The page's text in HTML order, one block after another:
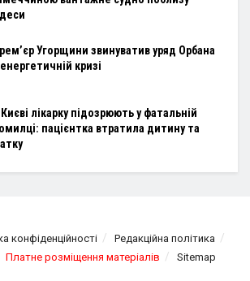
Угорщини звинуватив уряд Орбана
кризі
лікарку підозрюють у фатальній
пацієнтка втратила дитину та
конфіденційності
Редакційна політика
Платне розміщення матеріалів Sitemap